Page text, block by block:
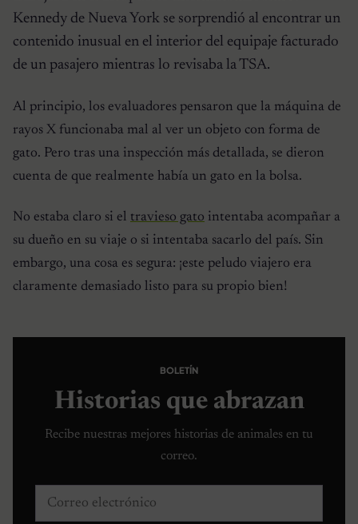
Kennedy de Nueva York se sorprendió al encontrar un
contenido inusual en el interior del equipaje facturado
de un pasajero mientras lo revisaba la TSA.
Al principio, los evaluadores pensaron que la máquina de
rayos X funcionaba mal al ver un objeto con forma de
gato. Pero tras una inspección más detallada, se dieron
cuenta de que realmente había un gato en la bolsa.
No estaba claro si el travieso gato intentaba acompañar a
su dueño en su viaje o si intentaba sacarlo del país. Sin
embargo, una cosa es segura: ¡este peludo viajero era
claramente demasiado listo para su propio bien!
BOLETÍN
Historias que abrazan
Recibe nuestras mejores historias de animales en tu
correo.
Correo electrónico